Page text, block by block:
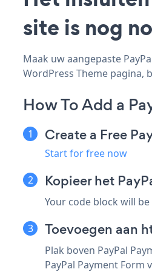
site is nog
Maak uw aangepaste
WordPress Theme pagina,
How To Add a
Create a Free
Start for free now
Kopieer het
Your code block will
Toevoegen aan
Plak boven PayPal
PayPal Payment Form